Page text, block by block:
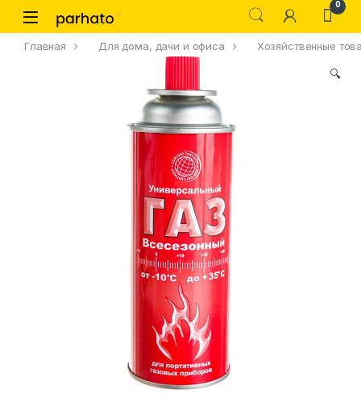
0
Главная Для дома, дачи и офиса Хозяйственные
🔍